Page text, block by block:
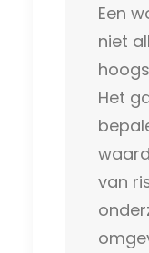
Een
niet
Het
van